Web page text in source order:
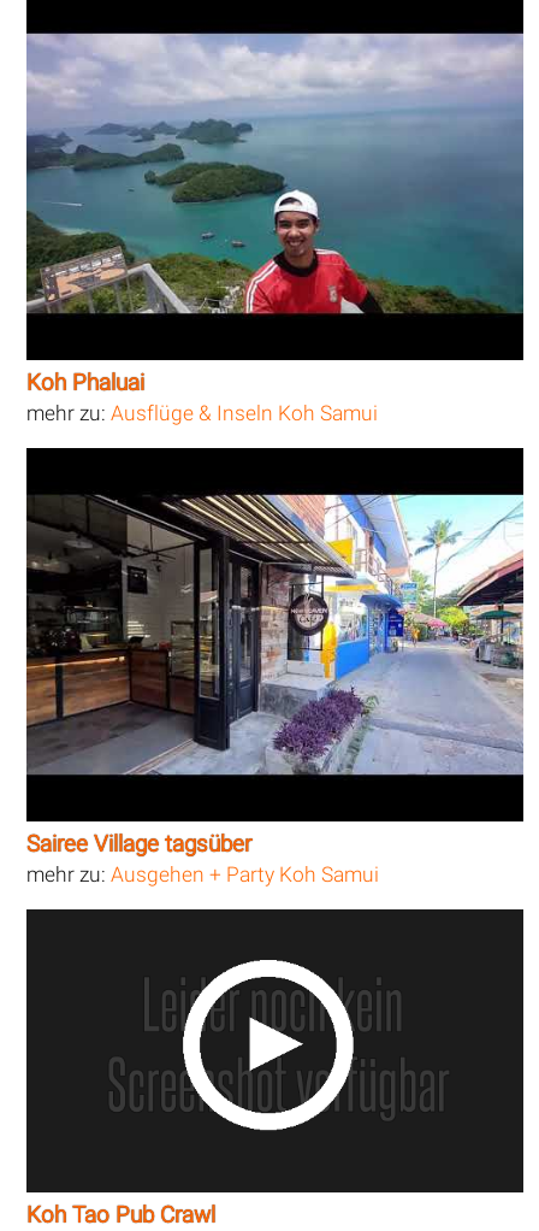
Koh Phaluai
mehr zu:Ausflüge & Inseln Koh Samui
Sairee Village tagsüber
mehr zu:Ausgehen + Party Koh Samui
Koh Tao Pub Crawl